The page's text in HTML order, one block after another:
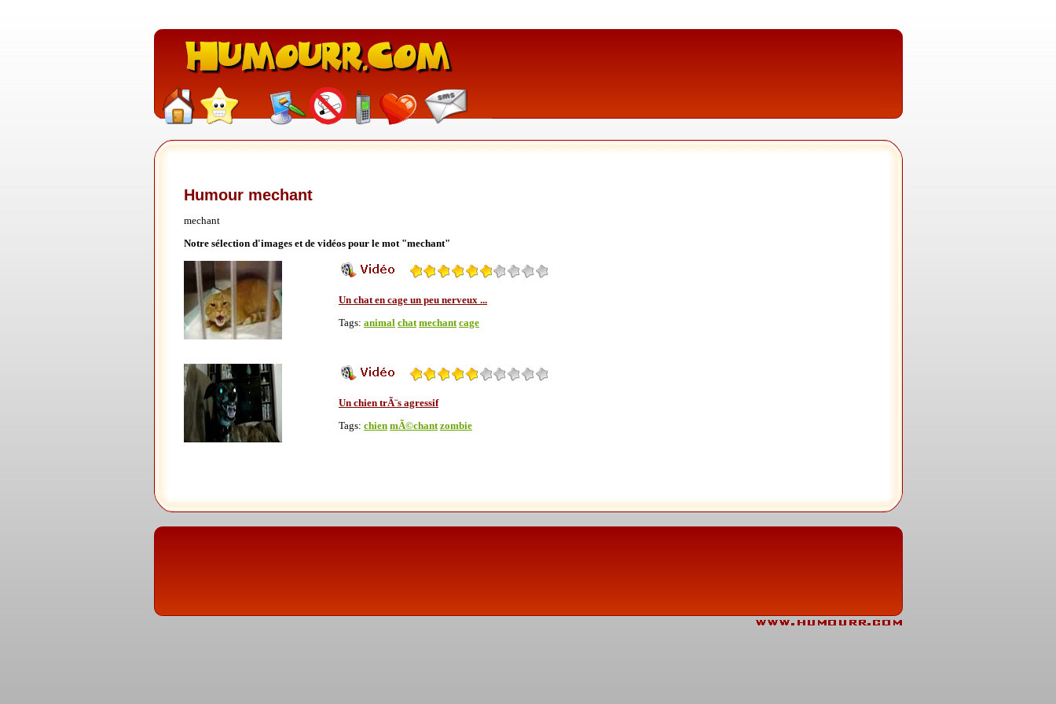
Humour mechant
mechant
Notre sélection d'images et de vidéos pour le mot "mechant"
Un chat en cage un peu nerveux ...
Tags: animal chat mechant cage
Un chien trÃ¨s agressif
Tags: chien mÃ©chant zombie